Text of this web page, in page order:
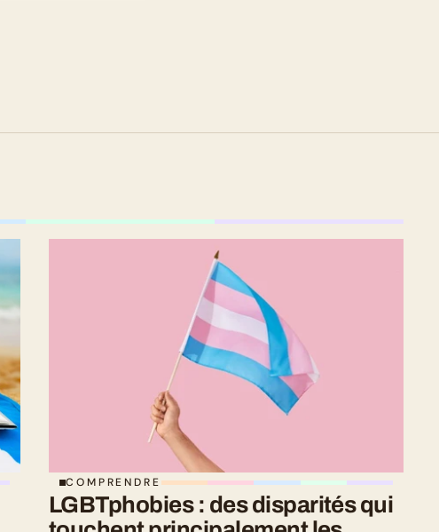
COMPRENDRE
LGBTphobies : des disparités qui